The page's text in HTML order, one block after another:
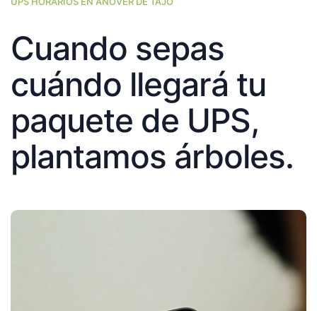
Cuando sepas
cuándo llegará tu
paquete de UPS,
plantamos árboles.